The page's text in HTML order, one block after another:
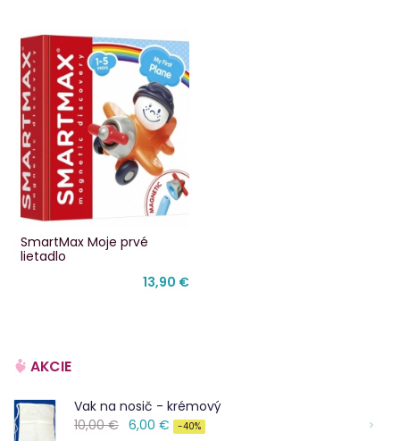
SmartMax Moje prvé
lietadlo
13,90 €
AKCIE
Vak na nosič - krémový
10,00 € 6,00 € -40%